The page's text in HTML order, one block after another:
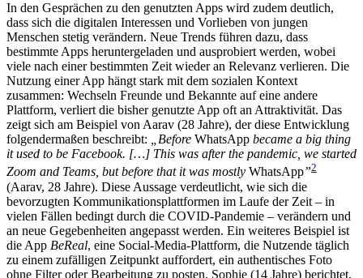
In den Gesprächen zu den genutzten Apps wird zudem deutlich,
dass sich die digitalen Interessen und Vorlieben von jungen
Menschen stetig verändern. Neue Trends führen dazu, dass
bestimmte Apps heruntergeladen und ausprobiert werden, wobei
viele nach einer bestimmten Zeit wieder an Relevanz verlieren. Die
Nutzung einer App hängt stark mit dem sozialen Kontext
zusammen: Wechseln Freunde und Bekannte auf eine andere
Plattform, verliert die bisher genutzte App oft an Attraktivität. Das
zeigt sich am Beispiel von Aarav (28 Jahre), der diese Entwicklung
folgendermaßen beschreibt:
„Before WhatsApp became a big thing
it used to be Facebook. […] This was after the pandemic, we started
Zoom and Teams, but before that it was mostly WhatsApp”2
(Aarav, 28 Jahre). Diese Aussage verdeutlicht, wie sich die
bevorzugten Kommunikationsplattformen im Laufe der Zeit – in
vielen Fällen bedingt durch die COVID-Pandemie – verändern und
an neue Gegebenheiten angepasst werden. Ein weiteres Beispiel ist
die App BeReal, eine Social-Media-Plattform, die Nutzende täglich
zu einem zufälligen Zeitpunkt auffordert, ein authentisches Foto
ohne Filter oder Bearbeitung zu posten. Sophie (14 Jahre) berichtet,